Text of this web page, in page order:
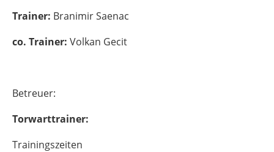
Trainer: Branimir Saenac
co. Trainer: Volkan Gecit
Betreuer:
Torwarttrainer:
Trainingszeiten